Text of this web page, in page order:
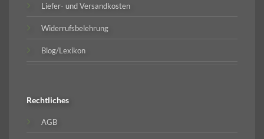
Liefer- und Versandkosten
Widerrufsbelehrung
Blog/Lexikon
Rechtliches
AGB